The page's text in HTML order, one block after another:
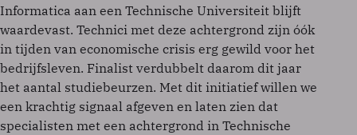
Informatica aan een Technische Universiteit blijft
waardevast. Technici met deze achtergrond zijn óók
in tijden van economische crisis erg gewild voor het
bedrijfsleven. Finalist verdubbelt daarom dit jaar
het aantal studiebeurzen. Met dit initiatief willen we
een krachtig signaal afgeven en laten zien dat
specialisten met een achtergrond in Technische